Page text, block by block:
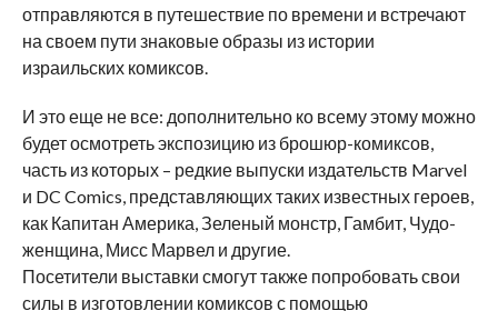
отправляются в путешествие по времени и встречают
на своем пути знаковые образы из истории
израильских комиксов.
И это еще не все: дополнительно ко всему этому можно
будет осмотреть экспозицию из брошюр-комиксов,
часть из которых – редкие выпуски издательств Marvel
и DC Comics, представляющих таких известных героев,
как Капитан Америка, Зеленый монстр, Гамбит, Чудо-
женщина, Мисс Марвел и другие.
Посетители выставки смогут также попробовать свои
силы в изготовлении комиксов с помощью